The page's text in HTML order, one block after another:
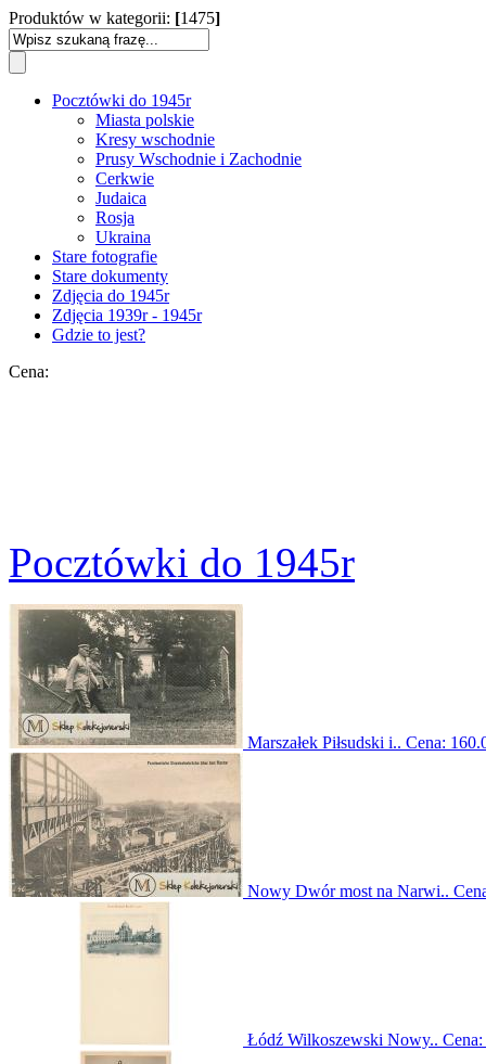
Produktów w kategorii: [1475]
Pocztówki do 1945r
Miasta polskie
Kresy wschodnie
Prusy Wschodnie i Zachodnie
Cerkwie
Judaica
Rosja
Ukraina
Stare fotografie
Stare dokumenty
Zdjęcia do 1945r
Zdjęcia 1939r - 1945r
Gdzie to jest?
Cena:
Pocztówki do 1945r
Marszałek Piłsudski i.. Cena:
Nowy Dwór most na Narwi..
Łódź Wilkoszewski Nowy.. Cena: